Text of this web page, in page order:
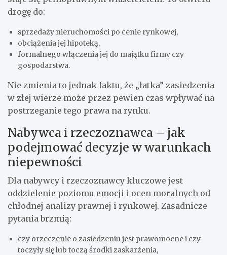
drogę do:
sprzedaży nieruchomości po cenie rynkowej,
obciążenia jej hipoteką,
formalnego włączenia jej do majątku firmy czy
gospodarstwa.
Nie zmienia to jednak faktu, że „łatka” zasiedzenia
w złej wierze może przez pewien czas wpływać na
postrzeganie tego prawa na rynku.
Nabywca i rzeczoznawca – jak
podejmować decyzje w warunkach
niepewności
Dla nabywcy i rzeczoznawcy kluczowe jest
oddzielenie poziomu emocji i ocen moralnych od
chłodnej analizy prawnej i rynkowej. Zasadnicze
pytania brzmią:
czy orzeczenie o zasiedzeniu jest prawomocne i czy
toczyły się lub toczą środki zaskarżenia,